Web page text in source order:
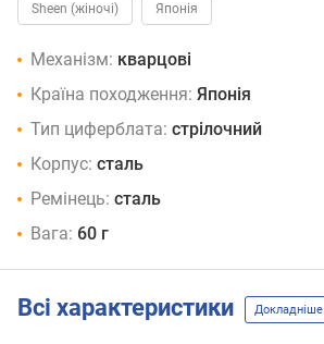
Sheen (жіночі) Японія
Механізм: кварцові
Країна походження: Японія
Тип циферблата: стрілочний
Корпус: сталь
Ремінець: сталь
Вага: 60 г
Всі характеристики Докладніше